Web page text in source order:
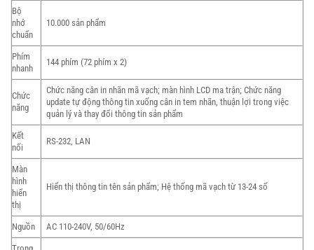
Bộ
nhớ
chuẩn
10.000 sản phẩm
Phím
nhanh
144 phím (72 phím x 2)
Chức
năng
Chức năng cân in nhãn mã vạch; màn hình LCD ma trận; Chức năng
update tự động thông tin xuống cân in tem nhãn, thuận lợi trong việc
quản lý và thay đổi thông tin sản phẩm
Kết
nối
RS-232, LAN
Màn
hình
hiển
thị
Hiển thị thông tin tên sản phẩm; Hệ thống mã vạch từ 13-24 số
Nguồn AC 110-240V, 50/60Hz